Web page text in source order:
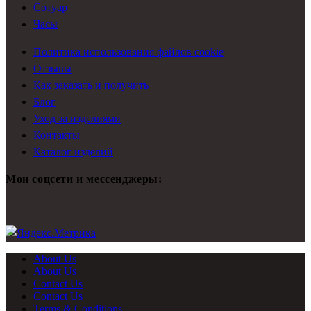
Сотуар
Часы
Политика использования файлов cookie
Отзывы
Как заказать и получить
Блог
Уход за изделиями
Контакты
Каталог изделий
Мои соцсети и мессенджеры:
About Us
About Us
Contact Us
Contact Us